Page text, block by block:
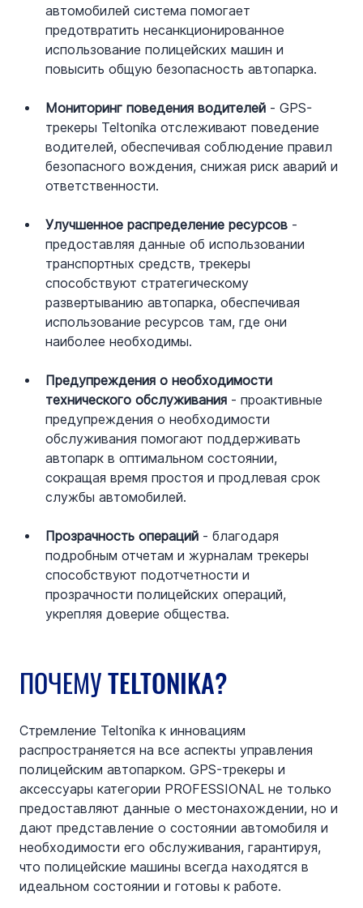
автомобилей система помогает
предотвратить несанкционированное
использование полицейских машин и
повысить общую безопасность автопарка.
Мониторинг поведения водителей - GPS-
трекеры Teltonika отслеживают поведение
водителей, обеспечивая соблюдение правил
безопасного вождения, снижая риск аварий и
ответственности.
Улучшенное распределение ресурсов -
предоставляя данные об использовании
транспортных средств, трекеры
способствуют стратегическому
развертыванию автопарка, обеспечивая
использование ресурсов там, где они
наиболее необходимы.
Предупреждения о необходимости
технического обслуживания - проактивные
предупреждения о необходимости
обслуживания помогают поддерживать
автопарк в оптимальном состоянии,
сокращая время простоя и продлевая срок
службы автомобилей.
Прозрачность операций - благодаря
подробным отчетам и журналам трекеры
способствуют подотчетности и
прозрачности полицейских операций,
укрепляя доверие общества.
ПОЧЕМУ TELTONIKA?
Стремление Teltonika к инновациям
распространяется на все аспекты управления
полицейским автопарком. GPS-трекеры и
аксессуары категории PROFESSIONAL не только
предоставляют данные о местонахождении, но и
дают представление о состоянии автомобиля и
необходимости его обслуживания, гарантируя,
что полицейские машины всегда находятся в
идеальном состоянии и готовы к работе.